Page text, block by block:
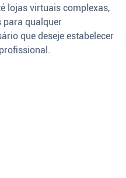
lojas virtuais complexas,
para qualquer
que deseje estabelecer